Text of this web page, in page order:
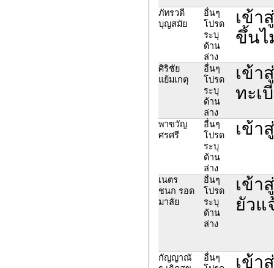
ภัทรวดี
บุญสมัย
อื่นๆ
โปรด
ระบุ
ด้าน
ล่าง
เข้า
ขึ้นไ
ศิริชัย
แย้มเกตุ
อื่นๆ
โปรด
ระบุ
ด้าน
ล่าง
เข้า
ทะเ
พาขวัญ
ศรศรี
อื่นๆ
โปรด
ระบุ
ด้าน
ล่าง
เข้า
เนตร
ชนก รอด
มาลัย
อื่นๆ
โปรด
ระบุ
ด้าน
ล่าง
เข้า
ยัวแ
กัญญาณั
อื่นๆ
เข้า